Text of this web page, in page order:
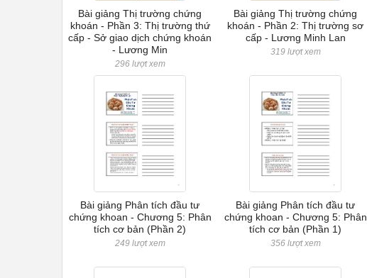
Bài giảng Thị trường chứng
khoán - Phần 3: Thị trường thứ
cấp - Sở giao dịch chứng khoán
- Lương Min
296 lượt xem
Bài giảng Thị trường chứng
khoán - Phần 2: Thị trường sơ
cấp - Lương Minh Lan
319 lượt xem
Bài giảng Phân tích đầu tư
chứng khoan - Chương 5: Phân
tích cơ bản (Phần 2)
249 lượt xem
Bài giảng Phân tích đầu tư
chứng khoan - Chương 5: Phân
tích cơ bản (Phần 1)
356 lượt xem